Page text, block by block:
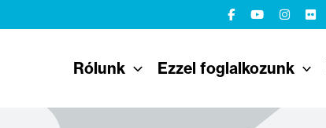
Rólunk Ezzel foglalkozunk